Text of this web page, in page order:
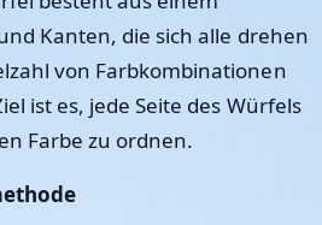
Kanten, die sich alle drehen
von Farbkombinationen
ist es, jede Seite des Würfels
Farbe zu ordnen.